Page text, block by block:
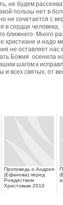
не будем
пользы нет в
сочетается с
в сердце
ближнего. Много
и надо
не оставляет
Божия осенила
шагом к
всех святых, от
Проповедь о.Андрея
(Ефанова) перед
Рождеством
Христовым 2010